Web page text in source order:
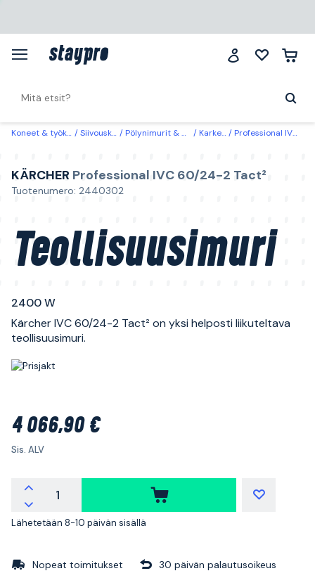
Koneet & työkalut Siivouskoneet Pölynimurit & märkäerottimet Karkeapölynimurit Professional IVC 60/24-2 Tact² Kärcher Teollisuusimuri 2400 W
KÄRCHER Professional IVC 60/24-2 Tact²
Tuotenumero: 2440302
Teollisuusimuri
2400 W
Kärcher IVC 60/24-2 Tact² on yksi helposti liikuteltava
teollisuusimuri.
4 066,90 €
Sis. ALV
Lähetetään 8-10 päivän sisällä
Nopeat toimitukset 30 päivän palautusoikeus